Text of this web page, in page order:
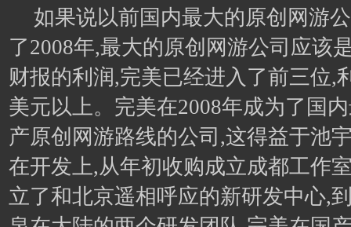
如果说以前国内最大的原创网游
了2008年,最大的原创网游公司应该
财报的利润,完美已经进入了前三位,
美元以上。完美在2008年成为了国
产原创网游路线的公司,这得益于池
在开发上,从年初收购成立成都工作
立了和北京遥相呼应的新研发中心,